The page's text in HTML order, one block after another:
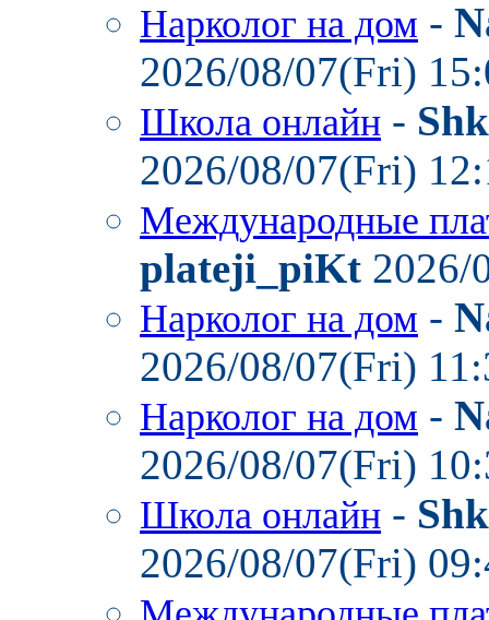
Нарколог на дом -
2026/08/07(Fri)
Школа онлайн -
2026/08/07(Fri)
Международные
plateji_piKt 2026/
Нарколог на дом -
2026/08/07(Fri)
Нарколог на дом -
2026/08/07(Fri)
Школа онлайн -
2026/08/07(Fri)